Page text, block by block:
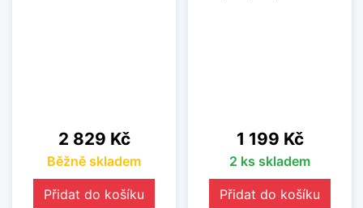
Cena
2 829 Kč
Běžně skladem
Přidat do košíku
Cena
1 199 Kč
2 ks skladem
Přidat do košíku